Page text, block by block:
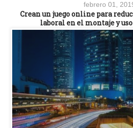
febrero 01,
Crean un juego online para
laboral en el montaje y